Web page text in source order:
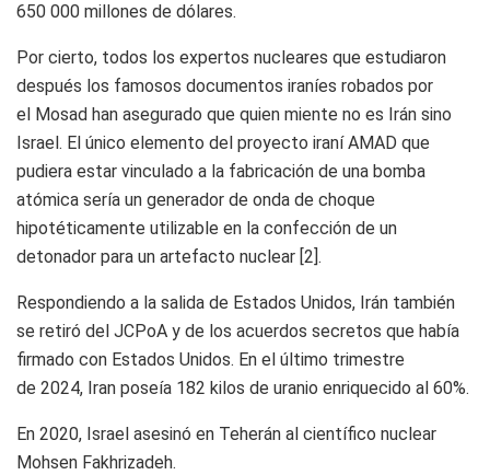
650 000 millones de dólares.
Por cierto, todos los expertos nucleares que estudiaron
después los famosos documentos iraníes robados por
el Mosad han asegurado que quien miente no es Irán sino
Israel. El único elemento del proyecto iraní AMAD que
pudiera estar vinculado a la fabricación de una bomba
atómica sería un generador de onda de choque
hipotéticamente utilizable en la confección de un
detonador para un artefacto nuclear [2] .
Respondiendo a la salida de Estados Unidos, Irán también
se retiró del JCPoA y de los acuerdos secretos que había
firmado con Estados Unidos. En el último trimestre
de 2024, Iran poseía 182 kilos de uranio enriquecido al 60%.
En 2020, Israel asesinó en Teherán al científico nuclear
Mohsen Fakhrizadeh.